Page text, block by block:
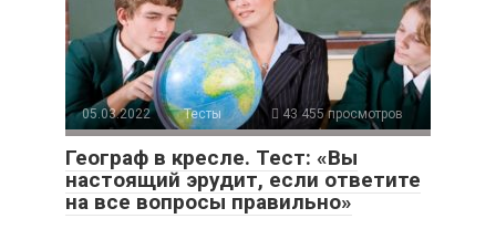
05.03.2022 Тесты 43 455 просмотров
Географ в кресле. Тест: «Вы
настоящий эрудит, если ответите
на все вопросы правильно»